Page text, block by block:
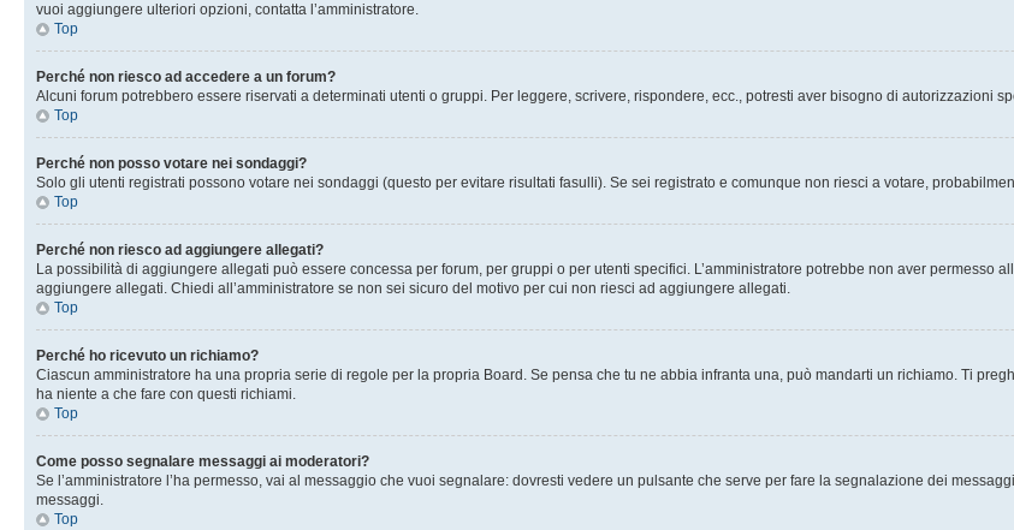
vuoi aggiungere ulteriori opzioni, contatta l’amministratore.
Top
Perché non riesco ad accedere a un forum?
Alcuni forum potrebbero essere riservati a determinati utenti o gruppi. Per leggere, scrivere, rispondere, ecc., potresti aver bisogno di autorizzazioni
Top
Perché non posso votare nei sondaggi?
Solo gli utenti registrati possono votare nei sondaggi (questo per evitare risultati fasulli). Se sei registrato e comunque non riesci a votare,
Top
Perché non riesco ad aggiungere allegati?
La possibilità di aggiungere allegati può essere concessa per forum, per gruppi o per utenti specifici. L’amministratore potrebbe non aver
aggiungere allegati. Chiedi all’amministratore se non sei sicuro del motivo per cui non riesci ad aggiungere allegati.
Top
Perché ho ricevuto un richiamo?
Ciascun amministratore ha una propria serie di regole per la propria Board. Se pensa che tu ne abbia infranta una, può mandarti un richiamo. Ti
ha niente a che fare con questi richiami.
Top
Come posso segnalare messaggi ai moderatori?
Se l’amministratore l’ha permesso, vai al messaggio che vuoi segnalare: dovresti vedere un pulsante che serve per fare la segnalazione dei
messaggi.
Top